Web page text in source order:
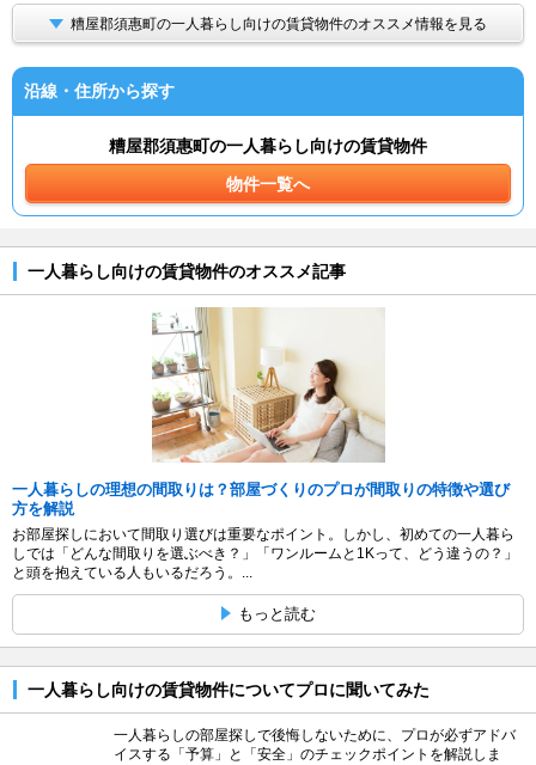
糟屋郡須惠町の一人暮らし向けの賃貸物件のオススメ情報を見る
沿線・住所から探す
糟屋郡須惠町の一人暮らし向けの賃貸物件
物件一覧へ
一人暮らし向けの賃貸物件のオススメ記事
一人暮らしの理想の間取りは？部屋づくりのプロが間取りの特徴や選び
方を解説
お部屋探しにおいて間取り選びは重要なポイント。しかし、初めての一人暮ら
しでは「どんな間取りを選ぶべき？」「ワンルームと1Kって、どう違うの？」
と頭を抱えている人もいるだろう。...
もっと読む
一人暮らし向けの賃貸物件についてプロに聞いてみた
一人暮らしの部屋探しで後悔しないために、プロが必ずアドバ
イスする「予算」と「安全」のチェックポイントを解説しま